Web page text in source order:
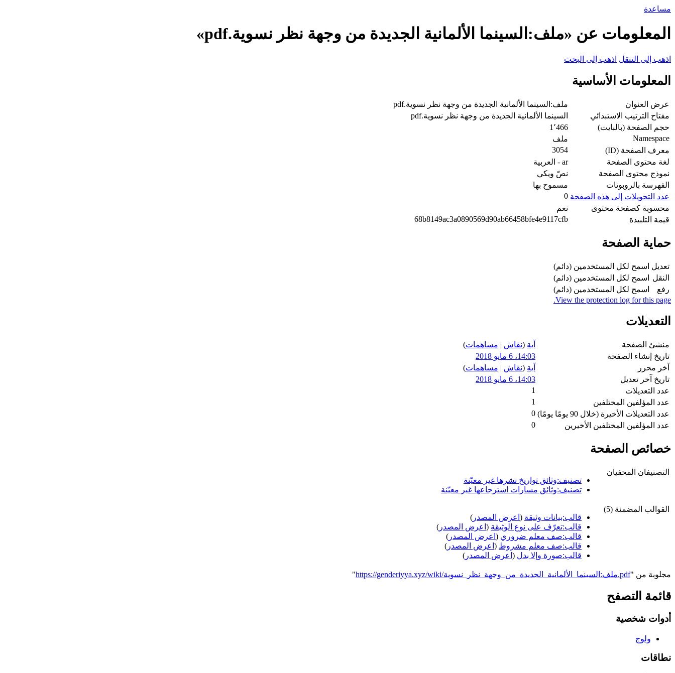
مساعدة
المعلومات عن «ملف:السينما الألمانية الجديدة من وجهة نظر نسوية.pdf»
اذهب إلى التنقل اذهب إلى البحث
المعلومات الأساسية
عرض العنوان
ملف:السينما الألمانية الجديدة من وجهة نظر نسوية.pdf
مفتاح الترتيب الاستبدائي
السينما الألمانية الجديدة من وجهة نظر نسوية.pdf
حجم الصفحة (بالبايت)
1٬466
Namespace
ملف
معرف الصفحة (ID)
3054
لغة محتوى الصفحة
ar - العربية
نموذج محتوى الصفحة
نصّ ويكي
الفهرسة بالروبوتات
مسموح بها
عدد التحويلات إلى هذه الصفحة 0
محسوبة كصفحة محتوى
نعم
قيمة التلبيدة
68b8149ac3a0890569d90ab66458bfe4e9117cfb
حماية الصفحة
تعديل اسمح لكل المستخدمين (دائم)
النقل
اسمح لكل المستخدمين (دائم)
رفع
اسمح لكل المستخدمين (دائم)
View the protection log for this page.
التعديلات
منشئ الصفحة آية (نقاش | مساهمات)
تاريخ إنشاء الصفحة
14:03، 6 مايو 2018
آخر محرر
آية (نقاش | مساهمات)
تاريخ آخر تعديل
14:03، 6 مايو 2018
عدد التعديلات
1
عدد المؤلفين المختلفين
1
عدد التعديلات الأخيرة (خلال 90 يومًا يومًا)
0
عدد المؤلفين المختلفين الأخيرين
0
خصائص الصفحة
التصنيفان المخفيان
تصنيف:وثائق تواريخ نشرها غير معيّنة
تصنيف:وثائق مسارات استرجاعها غير معيّنة
القوالب المضمنة (5)
قالب:بيانات وثيقة ( اعرض المصدر )
قالب:تعرّف على نوع الوثيقة ( اعرض المصدر )
قالب:صف معلم ضروري ( اعرض المصدر )
قالب:صف معلم مشروط ( اعرض المصدر )
قالب:صورة وإلا بدل ( اعرض المصدر )
مجلوبة من "https://genderiyya.xyz/wiki/ملف:السينما_الألمانية_الجديدة_من_وجهة_نظر_نسوية.pdf "
قائمة التصفح
أدوات شخصية
ولوج
نطاقات